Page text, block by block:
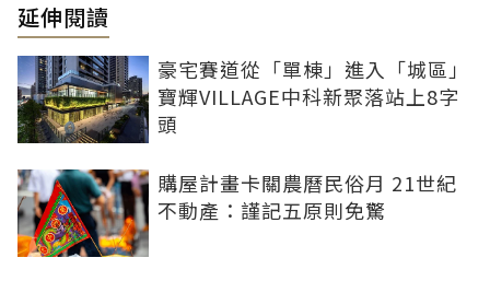
延伸閱讀
豪宅賽道從「單棟」進入「城區」
寶輝VILLAGE中科新聚落站上8字
頭
購屋計畫卡關農曆民俗月 21世紀
不動產：謹記五原則免驚